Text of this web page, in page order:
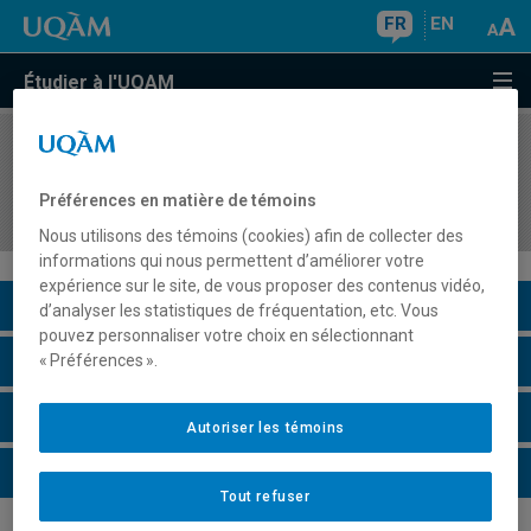
FR EN
Étudier à l'UQAM
COURS//
d'accompagnement
Description du cours
Horaire - Été 2026
Horaire - Automne 2026
Horaire - Hiver 2027
Préférences en matière de témoins
Nous utilisons des témoins (cookies) afin de collecter des
informations qui nous permettent d’améliorer votre
expérience sur le site, de vous proposer des contenus vidéo,
d’analyser les statistiques de fréquentation, etc. Vous
pouvez personnaliser votre choix en sélectionnant
« Préférences ».
Tout refuser
Autoriser les témoins